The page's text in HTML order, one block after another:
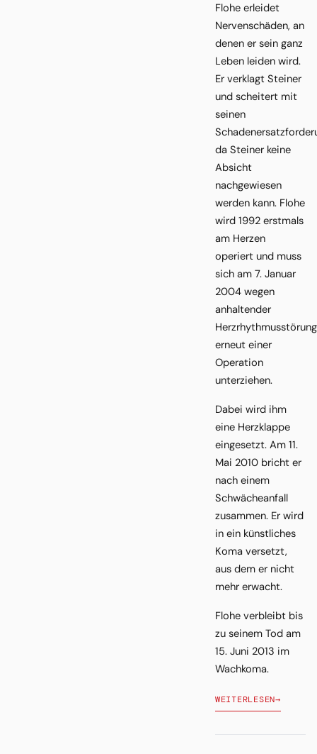
Flohe erleidet
Nervenschäden, an
denen er sein ganz
Leben leiden wird.
Er verklagt Steiner
und scheitert mit
seinen
da Steiner keine
Absicht
nachgewiesen
werden kann. Flohe
wird 1992 erstmals
am Herzen
operiert und muss
sich am 7. Januar
2004 wegen
anhaltender
erneut einer
Operation
unterziehen.
Dabei wird ihm
eine Herzklappe
eingesetzt. Am 11.
Mai 2010 bricht er
nach einem
Schwächeanfall
zusammen. Er wird
in ein künstliches
Koma versetzt,
aus dem er nicht
mehr erwacht.
Flohe verbleibt bis
zu seinem Tod am
15. Juni 2013 im
Wachkoma.
WEITERLESEN→